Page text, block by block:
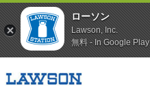
ローソン
Lawson, Inc.
無料 - In Google Play